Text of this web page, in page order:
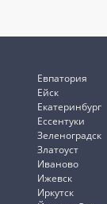
Евпатория
Ейск
Екатеринбург
Ессентуки
Зеленоградск
Златоуст
Иваново
Ижевск
Иркутск